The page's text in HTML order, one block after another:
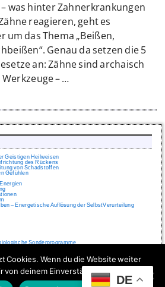
was hinter Zahnerkrankungen
reagieren, geht es
um das Thema „Beißen,
Genau da setzen die 5
an: Zähne sind archaisch
–…
Geistigen Heilweisen
des Rückens
von Schadstoffen
Gefühlen
– Energetische Auflösung der SelbstVerurteilung
Sonderprogramme
DE
Cookies. Wenn du die Website weiter
von deinem Einverständnis aus.